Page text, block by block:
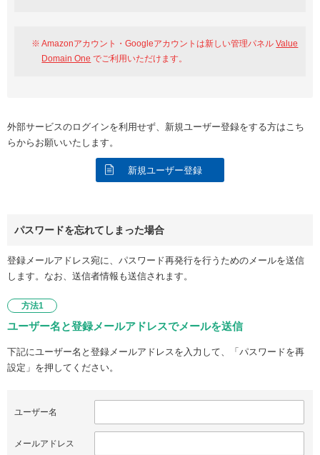
Amazonアカウント・Googleアカウントは新しい管理パネルValue
Domain One でご利用いただけます。
外部サービスのログインを利用せず、新規ユーザー登録をする方はこち
らからお願いいたします。
新規ユーザー登録
パスワードを忘れてしまった場合
登録メールアドレス宛に、パスワード再発行を行うためのメールを送信
します。なお、送信者情報も送信されます。
方法1
ユーザー名と登録メールアドレスでメールを送信
下記にユーザー名と登録メールアドレスを入力して、「パスワードを再
設定」を押してください。
ユーザー名
メールアドレス